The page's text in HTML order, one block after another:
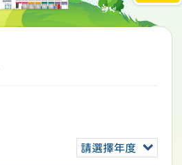
請選擇年度